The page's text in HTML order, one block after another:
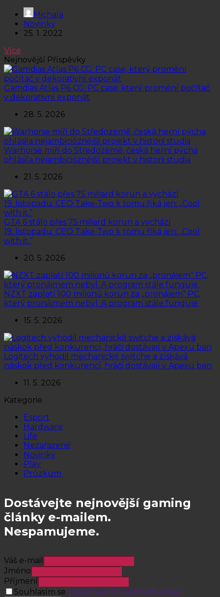
Michala
Novinky
25. 1. 2022
Více
Nejnovější Příspěvky
Gamdias Atlas P6 CG: PC case, který promění počítač
v dekorativní exponát
28. 5. 2026
Warhorse míří do Středozemě, česká herní pýcha
ohlásila nejambicióznější projekt v historii studia
21. 5. 2026
GTA 6 stálo přes 75 miliard korun a vychází
19. listopadu. CEO Take-Two k tomu říká jen: „Cool
with it.“
20. 5. 2026
NZXT zaplatí 100 milionů korun za „pronájem“ PC,
který pronájmem nebyl. A program stále funguje.
15. 5. 2026
Logitech vyhodil mechanické switche a získává
náskok před konkurencí, hráči dostávají v Apexu ban
11. 5. 2026
Kategorie
Esport
Hardware
Life
Nezařazené
Novinky
Play
Průzkum
Dostávejte nejnovější gaming
články e-mailem.
Nespamujeme.
Váš e-mail
Jméno
Příjmení
Souhlasím se zpracováním osobních údajů